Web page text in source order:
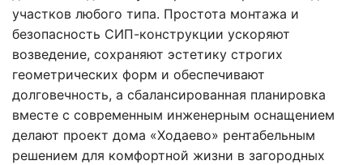
участков любого типа. Простота монтажа и
безопасность СИП-конструкции ускоряют
возведение, сохраняют эстетику строгих
геометрических форм и обеспечивают
долговечность, а сбалансированная планировка
вместе с современным инженерным оснащением
делают проект дома «Ходаево» рентабельным
решением для комфортной жизни в загородных